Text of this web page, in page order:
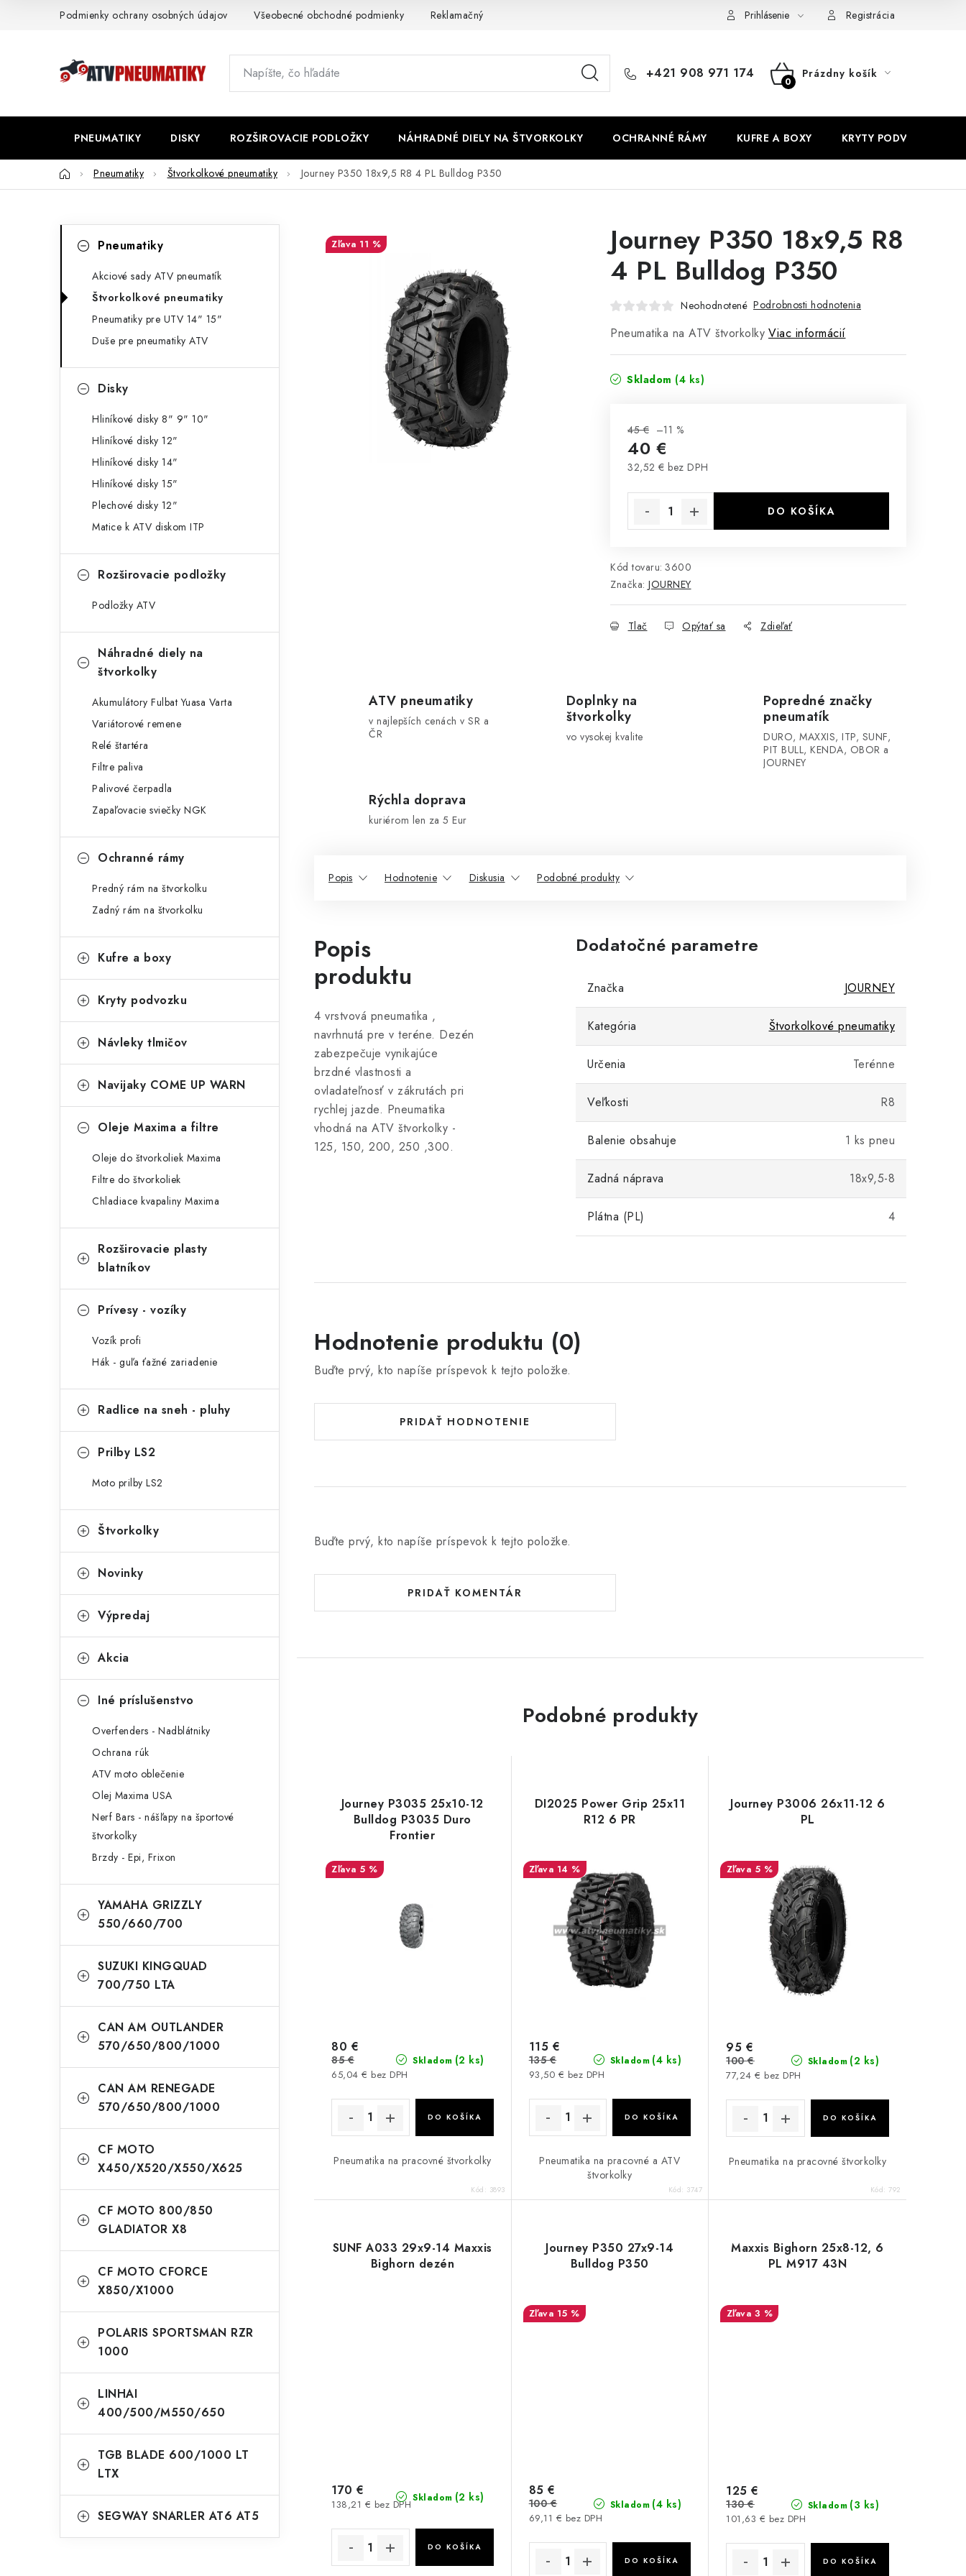
Podmienky ochrany osobných údajov Všeobecné obchodné podmienky Reklamačný poriadok - formulár Prihlásenie Registrácia
+421 908 971 174
NÁKUPNÝ
Prázdny košík
PNEUMATIKY DISKY ROZŠIROVACIE PODLOŽKY NÁHRADNÉ DIELY NA ŠTVORKOLKY OCHRANNÉ RÁMY KUFRE A BOXY KRYTY PODVOZKU
DomovPneumatiky Štvorkolkové pneumatiky Journey P350 18x9,5 R8 4 PL Bulldog P350
č
p
kategórie
e
Pneumatiky
Akciové sady ATV pneumatík
Štvorkolkové pneumatiky
Pneumatiky pre UTV 14" 15"
Duše pre pneumatiky ATV
Disky
Hliníkové disky 8" 9" 10"
Hliníkové disky 12"
Hliníkové disky 14"
Hliníkové disky 15"
Plechové disky 12"
Matice k ATV diskom ITP
Rozširovacie podložky
Podložky ATV
Náhradné diely na
štvorkolky
Akumulátory Fulbat Yuasa Varta
Variátorové remene
Relé štartéra
Filtre paliva
Palivové čerpadla
Zapaľovacie sviečky NGK
Ochranné rámy
Predný rám na štvorkolku
Zadný rám na štvorkolku
Kufre a boxy
Kryty podvozku
Návleky tlmičov
Navijaky COME UP WARN
Oleje Maxima a filtre
Oleje do štvorkoliek Maxima
Filtre do štvorkoliek
Chladiace kvapaliny Maxima
Rozširovacie plasty
blatníkov
Prívesy - vozíky
Vozík profi
Hák - guľa ťažné zariadenie
Radlice na sneh - pluhy
Prilby LS2
Moto prilby LS2
Štvorkolky
Novinky
Výpredaj
Akcia
Iné príslušenstvo
Overfenders - Nadblátniky
Ochrana rúk
ATV moto oblečenie
Olej Maxima USA
Nerf Bars - nášľapy na športové
štvorkolky
Brzdy - Epi, Frixon
YAMAHA GRIZZLY
550/660/700
SUZUKI KINGQUAD
700/750 LTA
CAN AM OUTLANDER
570/650/800/1000
CAN AM RENEGADE
570/650/800/1000
CF MOTO
X450/X520/X550/X625
CF MOTO 800/850
GLADIATOR X8
CF MOTO CFORCE
X850/X1000
POLARIS SPORTSMAN RZR
1000
LINHAI
400/500/M550/650
TGB BLADE 600/1000 LT
LTX
SEGWAY SNARLER AT6 AT5
Journey P350 18x9,5 R8
4 PL Bulldog P350
Neohodnotené Podrobnosti hodnotenia
Pneumatika na ATV štvorkolky Viac informácií
Skladom (4 ks)
45 € –11 %
40 €
32,52 € bez DPH
DO KOŠÍKA
Kód tovaru: 3600
Značka: JOURNEY
Tlač Opýtať sa Zdieľať
11 %
ATV pneumatiky
v najlepších cenách v SR a
ČR
Doplnky na
štvorkolky
vo vysokej kvalite
Popredné značky
pneumatík
DURO, MAXXIS, ITP, SUNF,
PIT BULL, KENDA, OBOR a
JOURNEY
Rýchla doprava
kuriérom len za 5 Eur
Popis Hodnotenie Diskusia Podobné produkty
Popis
produktu
4 vrstvová pneumatika ,
navrhnutá pre v teréne. Dezén
zabezpečuje vynikajúce
brzdné vlastnosti a
ovladateľnosť v zákrutách pri
rychlej jazde. Pneumatika
vhodná na ATV štvorkolky -
125, 150, 200, 250 ,300.
Dodatočné parametre
Značka JOURNEY
Kategória Štvorkolkové pneumatiky
Určenia Terénne
Veľkosti R8
Balenie obsahuje 1 ks pneu
Zadná náprava 18x9,5-8
Plátna (PL) 4
Hodnotenie produktu (0)
Buďte prvý, kto napíše príspevok k tejto položke.
PRIDAŤ HODNOTENIE
Buďte prvý, kto napíše príspevok k tejto položke.
PRIDAŤ KOMENTÁR
Podobné produkty
Journey P3035 25x10-12
Bulldog P3035 Duro
Frontier
5 %
Skladom (2 ks)
65,04 € bez DPH
80 €
85 €
DO KOŠÍKA
Pneumatika na pracovné štvorkolky
Kód: 3893
DI2025 Power Grip 25x11
R12 6 PR
14 %
Skladom (4 ks)
93,50 € bez DPH
115 €
135 €
DO KOŠÍKA
Pneumatika na pracovné a ATV
štvorkolky
Kód: 3747
Journey P3006 26x11-12 6
PL
5 %
Skladom (2 ks)
77,24 € bez DPH
95 €
100 €
DO KOŠÍKA
Pneumatika na pracovné štvorkolky
Kód:792
SUNF A033 29x9-14 Maxxis
Bighorn dezén
Skladom (2 ks)
138,21 € bez DPH
170 €
DO KOŠÍKA
Journey P350 27x9-14
Bulldog P350
15 %
Skladom (4 ks)
69,11 € bez DPH
85 €
100 €
DO KOŠÍKA
Maxxis Bighorn 25x8-12, 6
PL M917 43N
3 %
Skladom (3 ks)
101,63 € bez DPH
125 €
130 €
DO KOŠÍKA